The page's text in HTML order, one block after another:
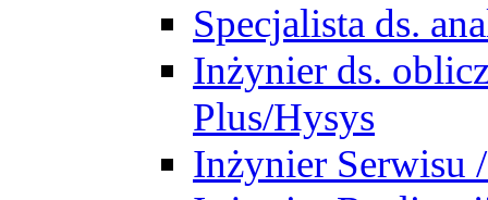
Specjalista ds.
Inżynier ds.
Plus/Hysys
Inżynier Serwisu